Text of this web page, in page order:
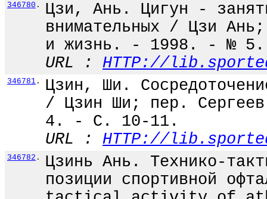
346780 .
Цзи, Ань. Цигун -
внимательных / Цзи
и жизнь. - 1998. - №
URL : HTTP://
346781 .
Цзин, Ши.
/ Цзин Ши; пер.
4. - С. 10-11.
URL : HTTP://
346782 .
Цзинь Ань. Технико-
позиции спортивной